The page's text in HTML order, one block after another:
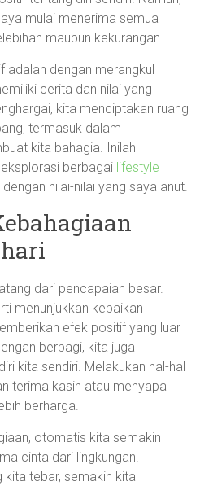
mulai menerima semua
maupun kekurangan.
adalah dengan merangkul
cerita dan nilai yang
kita menciptakan ruang
termasuk dalam
kita bahagia. Inilah
berbagai lifestyle
nilai-nilai yang saya anut.
dari pencapaian besar.
menunjukkan kebaikan
efek positif yang luar
berbagi, kita juga
kita sendiri. Melakukan hal-hal
terima kasih atau menyapa
berharga.
otomatis kita semakin
cinta dari lingkungan.
tebar, semakin kita